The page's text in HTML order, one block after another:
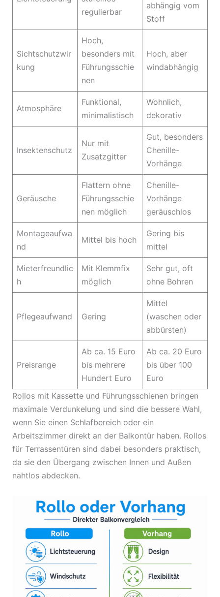
regulierbar
abhängig vom
Stoff
Sichtschutzwir
kung
Hoch,
besonders mit
Führungsschie
nen
Hoch, aber
windabhängig
Atmosphäre
Funktional,
minimalistisch
Wohnlich,
dekorativ
Insektenschutz
Nur mit
Zusatzgitter
Gut, besonders
Chenille-
Vorhänge
Geräusche
Flattern ohne
Führungsschie
nen möglich
Chenille-
Vorhänge
geräuschlos
Montageaufwa
nd
Mittel bis hoch
Gering bis
mittel
Mieterfreundlic
h
Mit Klemmfix
möglich
Sehr gut, oft
ohne Bohren
Pflegeaufwand Gering
Mittel
(waschen oder
abbürsten)
Preisrange
Ab ca. 15 Euro
bis mehrere
Hundert Euro
Ab ca. 20 Euro
bis über 100
Euro
Rollos mit Kassette und Führungsschienen bringen
maximale Verdunkelung und sind die bessere Wahl,
wenn Sie einen Schlafbereich oder ein
Arbeitszimmer direkt an der Balkontür haben. Rollos
für Terrassentüren sind dabei besonders praktisch,
da sie den Übergang zwischen Innen und Außen
nahtlos abdecken.